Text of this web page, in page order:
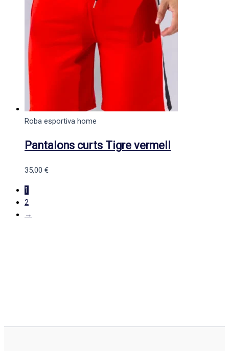
Roba esportiva home
Pantalons curts Tigre vermell
35,00 €
1
2
→